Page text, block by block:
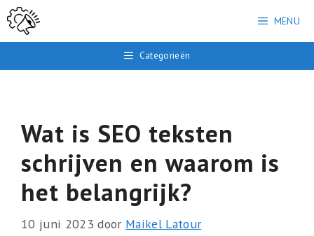
Ga
naar
inhoud
MENU
Categorieën
Wat is SEO teksten
schrijven en waarom is
het belangrijk?
10 juni 2023 door Maikel Latour